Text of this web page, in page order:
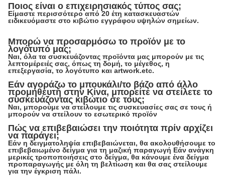
Ποιος είναι ο επιχειρησιακός τύπος σας;
Είμαστε περισσότερο από 20 έτη κατασκευαστών
ειδικευόμαστε στο κιβώτιο εγγράφου υψηλών σημείων.
Μπορώ να προσαρμόσω το προϊόν με το
λογότυπό μας;
Ναι, όλα τα συσκευάζοντας προϊόντα μας μπορούν με τις
λεπτομέρειές σας, όπως τη δομή, το μέγεθος, η
επεξεργασία, το λογότυπο και artwork.etc.
Εάν αγοράζω το μπουκάλι/το βάζο από άλλο
προμηθευτή στην Κίνα, μπορείτε να στείλετε το
συσκευάζοντας κιβώτιο σε τους;
Ναι, μπορούμε να στείλουμε τις συσκευασίες σας σε τους ή
μπορούν να στείλουν το εσωτερικό προϊόν
Πώς να επιβεβαιώσει την ποιότητα πρίν αρχίζει
να παράγει;
Εάν η δειγματοληψία επιβεβαιώνεται, θα ακολουθήσουμε το
επιβεβαιωμένο δείγμα για τη μαζική παραγωγή Εάν ανάγκη
μερικές τροποποιήσεις στο δείγμα, θα κάνουμε ένα δείγμα
προπαραγωγής με όλη τη βελτίωση και θα σας στείλουμε
για την έγκριση πάλι.